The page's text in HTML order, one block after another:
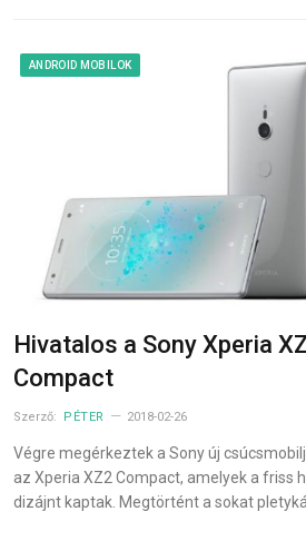
ANDROID MOBILOK
Hivatalos a Sony Xperia
Compact
Szerző: PÉTER 2018-02-26
Végre megérkeztek a Sony új
az Xperia XZ2 Compact, amelyek a friss
dizájnt kaptak. Megtörtént a sokat